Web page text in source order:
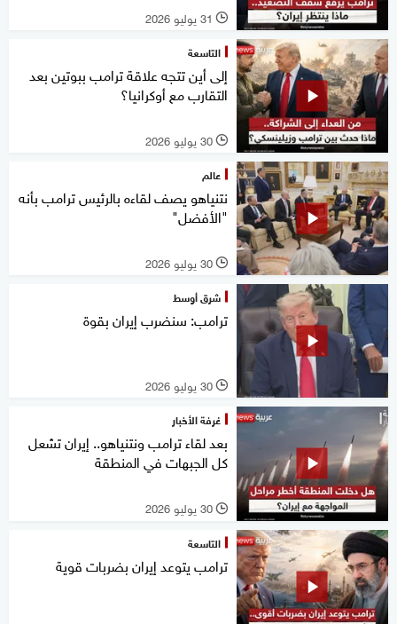
l 31 يوليو 2026
التاسعة
إلى أين تتجه علاقة ترامب ببوتين بعد
التقارب مع أوكرانيا؟
l 30 يوليو 2026
عالم
نتنياهو يصف لقاءه بالرئيس ترامب بأنه
"الأفضل"
l 30 يوليو 2026
شرق أوسط
ترامب: سنضرب إيران بقوة
l 30 يوليو 2026
غرفة الأخبار
بعد لقاء ترامب ونتنياهو.. إيران تشعل
كل الجبهات في المنطقة
l 30 يوليو 2026
التاسعة
ترامب يتوعد إيران بضربات قوية